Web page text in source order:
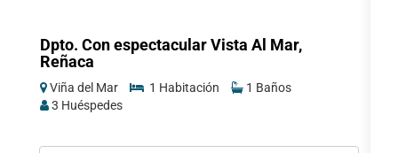
Dpto. Con espectacular Vista Al Mar,
Reñaca
Viña del Mar 1 Habitación
1 Baños
3 Huéspedes